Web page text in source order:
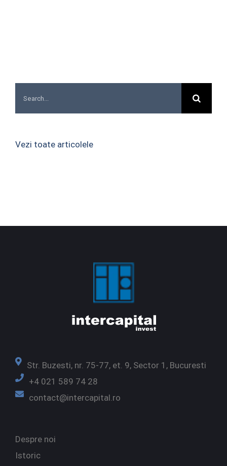
Vezi toate articolele
Str. Buzesti, nr. 75-77, et. 9, Sector 1, Bucuresti
+4 021 589 74 28
contact@intercapital.ro
Despre noi
Istoric